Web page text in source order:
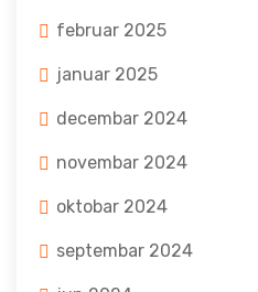
februar 2025
januar 2025
decembar 2024
novembar 2024
oktobar 2024
septembar 2024